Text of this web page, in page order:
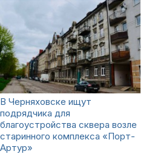
В Черняховске ищут
подрядчика для
благоустройства сквера возле
старинного комплекса «Порт-
Артур»